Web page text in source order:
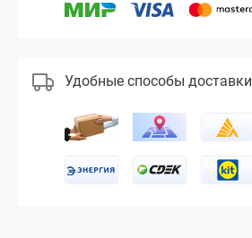
Удобные способы доставки